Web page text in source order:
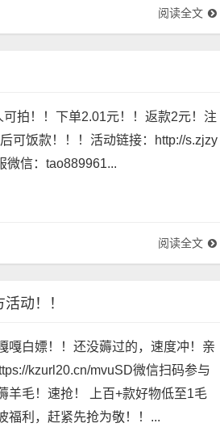
阅读全文
拍！！下单2.01元！！返款2元！注
可饭款！！！活动链接：http://s.zjzy
微信：tao889961...
阅读全文
白嫖！！还没薅过的，速度冲！亲
kzurl20.cn/mvuSD微信扫码参与
毛！速抢！ 上百+款好物低至1毛